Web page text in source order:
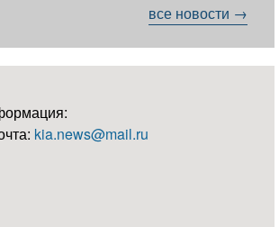
все новости →
kia.news@mail.ru